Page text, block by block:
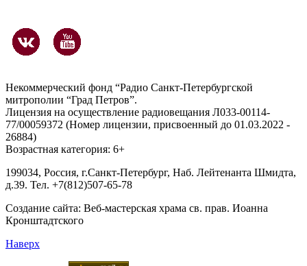
Некоммерческий фонд “Радио Санкт-Петербургской
митрополии “Град Петров”.
Лицензия на осуществление радиовещания Л033-00114-
77/00059372 (Номер лицензии, присвоенный до 01.03.2022 -
26884)
Возрастная категория: 6+
199034, Россия, г.Санкт-Петербург, Наб. Лейтенанта Шмидта,
д.39. Тел. +7(812)507-65-78
Создание сайта: Веб-мастерская храма св. прав. Иоанна
Кронштадтского
Наверх